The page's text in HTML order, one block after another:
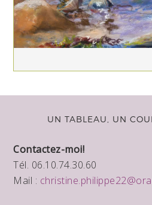
UN TABLEAU, UN
Contactez-moi!
Tél. 06.10.74.30.60
Mail :